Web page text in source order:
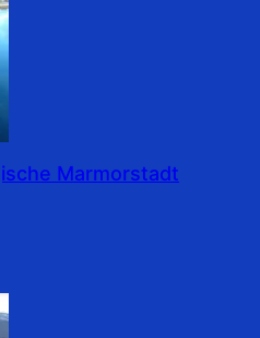
Marmorstadt